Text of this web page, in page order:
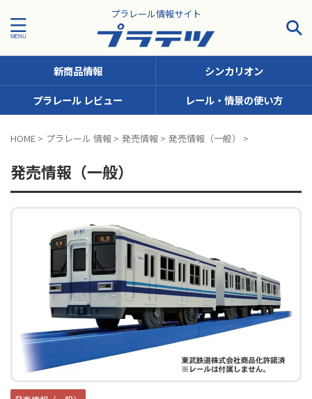
プラレール情報サイト
タグで探す！
pickup SCシリーズ（キャラクターラッピング）
Sシリーズ（ナンバリングシリーズ）
TSシリーズ（トーマスナンバリング） きかんしゃトーマス
アニメシンカリオンあらすじ イベント限定商品
カプセルプラレール（きかんしゃトーマス）
カプセルプラレール（鉄道会社）
新商品情報
シンカリオン
プラレール レビュー
レール・情景の使い方
HOME > プラレール 情報 > 発売情報 > 発売情報（一般） >
発売情報（一般）